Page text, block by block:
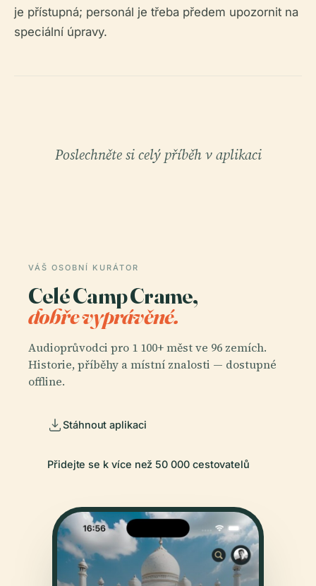
je přístupná; personál je třeba předem upozornit na
speciální úpravy.
Poslechněte si celý příběh v aplikaci
VÁŠ OSOBNÍ KURÁTOR
Celé Camp Crame,
dobře vyprávěné.
Audioprůvodci pro 1 100+ měst ve 96 zemích.
Historie, příběhy a místní znalosti — dostupné
offline.
Stáhnout aplikaci
Přidejte se k více než 50 000 cestovatelů